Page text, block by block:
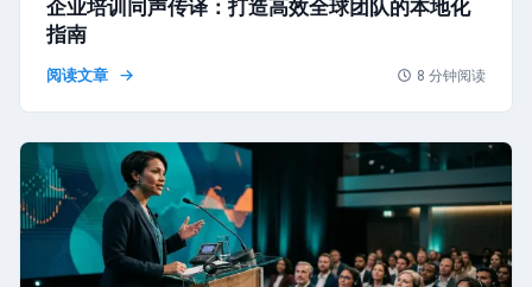
企业培训同声传译：打造高效全球团队的本地化
指南
阅读文章 8 分钟阅读